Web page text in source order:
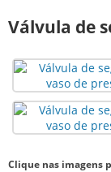
Válvula de
Clique nas imagens